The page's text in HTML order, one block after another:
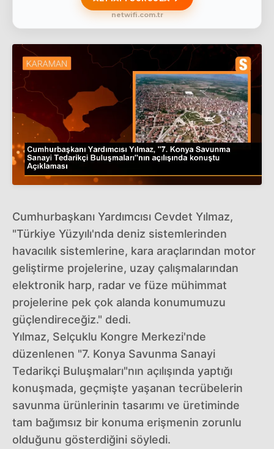
netwifi.com.tr
Cumhurbaşkanı Yardımcısı Cevdet Yılmaz,
"Türkiye Yüzyılı'nda deniz sistemlerinden
havacılık sistemlerine, kara araçlarından motor
geliştirme projelerine, uzay çalışmalarından
elektronik harp, radar ve füze mühimmat
projelerine pek çok alanda konumumuzu
güçlendireceğiz." dedi.
Yılmaz, Selçuklu Kongre Merkezi'nde
düzenlenen "7. Konya Savunma Sanayi
Tedarikçi Buluşmaları"nın açılışında yaptığı
konuşmada, geçmişte yaşanan tecrübelerin
savunma ürünlerinin tasarımı ve üretiminde
tam bağımsız bir konuma erişmenin zorunlu
olduğunu gösterdiğini söyledi.